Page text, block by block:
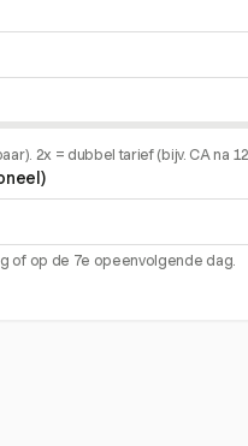
2x = dubbel tarief (bijv. CA na
of op de 7e opeenvolgende dag.